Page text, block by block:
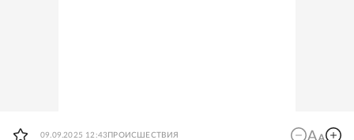
09.09.2025 12:43 ПРОИСШЕСТВИЯ